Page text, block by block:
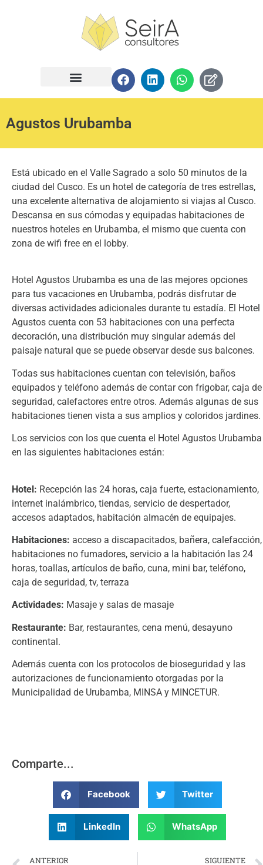
Agustos Urubamba
Está ubicado en el Valle Sagrado a solo 50 minutos de la
ciudad del Cusco. Es un hotel de categoría de tres estrellas,
una excelente alternativa de alojamiento si viajas al Cusco.
Descansa en sus cómodas y equipadas habitaciones de
nuestros hoteles en Urubamba, el mismo que cuenta con
zona de wifi free en el lobby.
Hotel Agustos Urubamba es una de las mejores opciones
para tus vacaciones en Urubamba, podrás disfrutar de
diversas actividades adicionales durante tu estadía. El Hotel
Agustos cuenta con 53 habitaciones con una perfecta
decoración, una distribución muy singular además del
paisaje natural que se puede observar desde sus balcones.
Todas sus habitaciones cuentan con televisión, baños
equipados y teléfono además de contar con frigobar, caja de
seguridad, calefactores entre otros. Además algunas de sus
habitaciones tienen vista a sus amplios y coloridos jardines.
Los servicios con los que cuenta el Hotel Agustos Urubamba
en las siguientes habitaciones están:
Hotel: Recepción las 24 horas, caja fuerte, estacionamiento,
internet inalámbrico, tiendas, servicio de despertador,
accesos adaptados, habitación almacén de equipajes.
Habitaciones: acceso a discapacitados, bañera, calefacción,
habitaciones no fumadores, servicio a la habitación las 24
horas, toallas, artículos de baño, cuna, mini bar, teléfono,
caja de seguridad, tv, terraza
Actividades: Masaje y salas de masaje
Restaurante: Bar, restaurantes, cena menú, desayuno
continental.
Además cuenta con los protocolos de bioseguridad y las
autorizaciones de funcionamiento otorgadas por la
Municipalidad de Urubamba, MINSA y MINCETUR.
Comparte...
Facebook Twitter
LinkedIn WhatsApp
ANTERIOR SIGUIENTE